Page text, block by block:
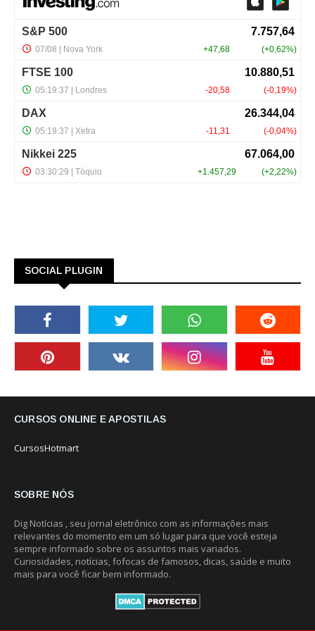
SOCIAL PLUGIN
CURSOS ONLINE E APOSTILAS
CursosHotmart
SOBRE NÓS
Dig Notícias , seu jornal eletrônico com as informações mais
relevantes do momento em um só lugar para que você esteja
sempre informado sobre os assuntos mais variados.
Curiosidades, notícias, fofocas de famosos, dicas, saúde e muito
mais para você ficar bem informado.